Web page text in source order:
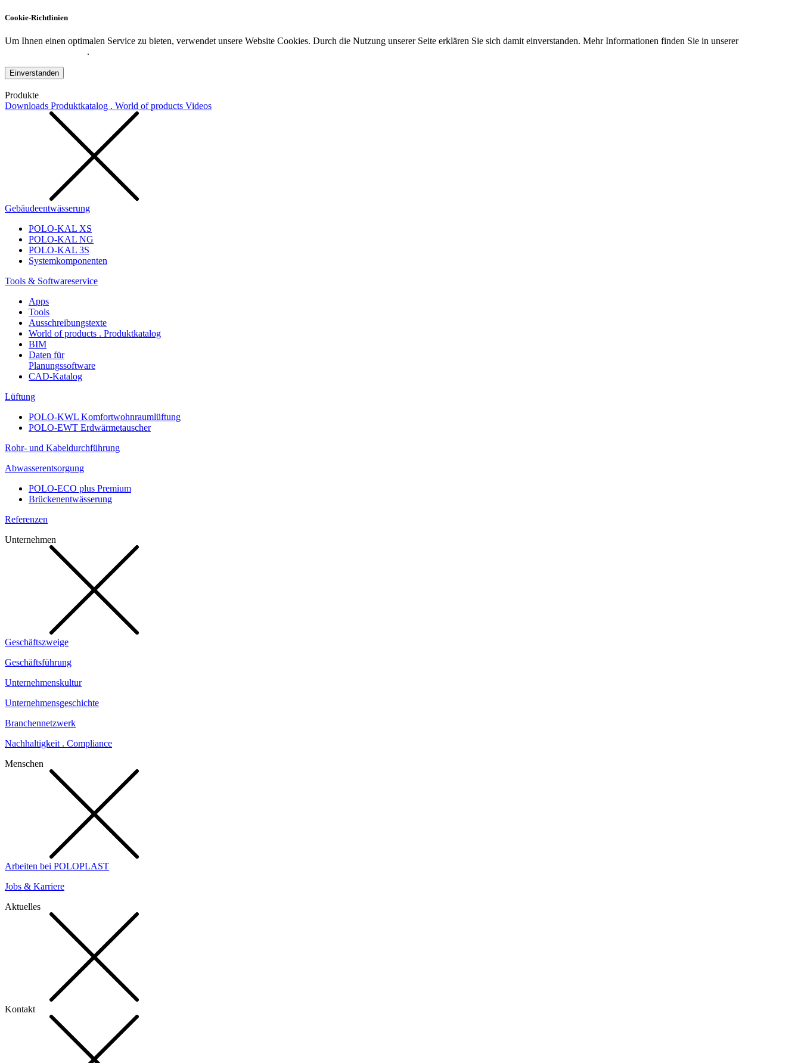
Cookie-Richtlinien
Um Ihnen einen optimalen Service zu bieten, verwendet unsere Website Cookies. Durch die Nutzung unserer Seite erklären Sie sich damit einverstanden. Mehr Informationen finden Sie in unserer
.
Einverstanden
Produkte
Downloads Produktkatalog . World of products Videos
Gebäudeentwässerung
POLO-KAL XS
POLO-KAL NG
POLO-KAL 3S
Systemkomponenten
Tools & Softwareservice
Apps
Tools
Ausschreibungstexte
World of products . Produktkatalog
BIM
Daten für
Planungssoftware
CAD-Katalog
Lüftung
POLO-KWL Komfortwohnraumlüftung
POLO-EWT Erdwärmetauscher
Rohr- und Kabeldurchführung
Abwasserentsorgung
POLO-ECO plus Premium
Brückenentwässerung
Referenzen
Unternehmen
Geschäftszweige
Geschäftsführung
Unternehmenskultur
Unternehmensgeschichte
Branchennetzwerk
Nachhaltigkeit . Compliance
Menschen
Arbeiten bei POLOPLAST
Jobs & Karriere
Aktuelles
Kontakt